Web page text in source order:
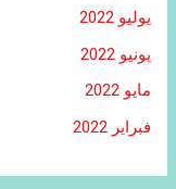
يوليو 2022
يونيو 2022
مايو 2022
فبراير 2022